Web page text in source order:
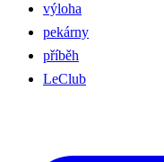
výloha
pekárny
příběh
LeClub